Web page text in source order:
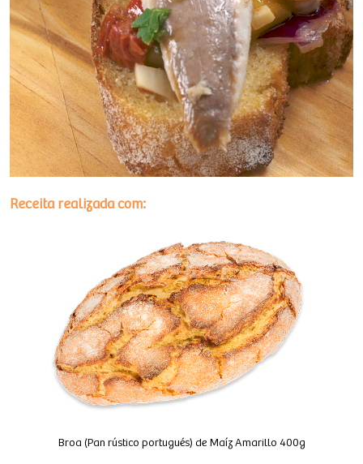
Receita realizada com:
Broa (Pan rústico portugués) de Maíz Amarillo 400g